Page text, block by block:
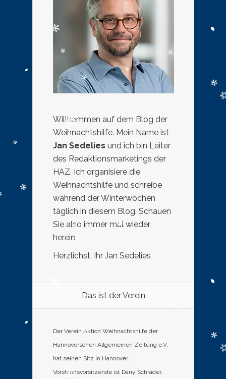
Willkommen auf dem Blog der
Weihnachtshilfe. Mein Name ist
Jan Sedelies und ich bin Leiter
des Redaktionsmarketings der
HAZ. Ich organisiere die
Weihnachtshilfe und schreibe
während der Winterwochen
täglich in diesem Blog. Schauen
Sie also immer mal wieder
herein.
Herzlichst, Ihr Jan Sedelies
Das ist der Verein
Der Verein Aktion Weihnachtshilfe der
Hannoverschen Allgemeinen Zeitung e.V.
hat seinen Sitz in Hannover.
Vorstandsvorsitzende ist Dany Schrader,